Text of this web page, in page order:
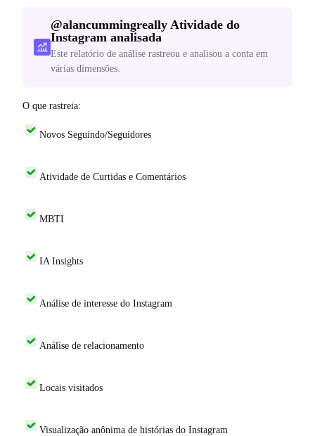
@alancummingreally Atividade do
Instagram analisada
Este relatório de análise rastreou e analisou a conta em
várias dimensões.
O que rastreia:
Novos Seguindo/Seguidores
Atividade de Curtidas e Comentários
MBTI
IA Insights
Análise de interesse do Instagram
Análise de relacionamento
Locais visitados
Visualização anônima de histórias do Instagram